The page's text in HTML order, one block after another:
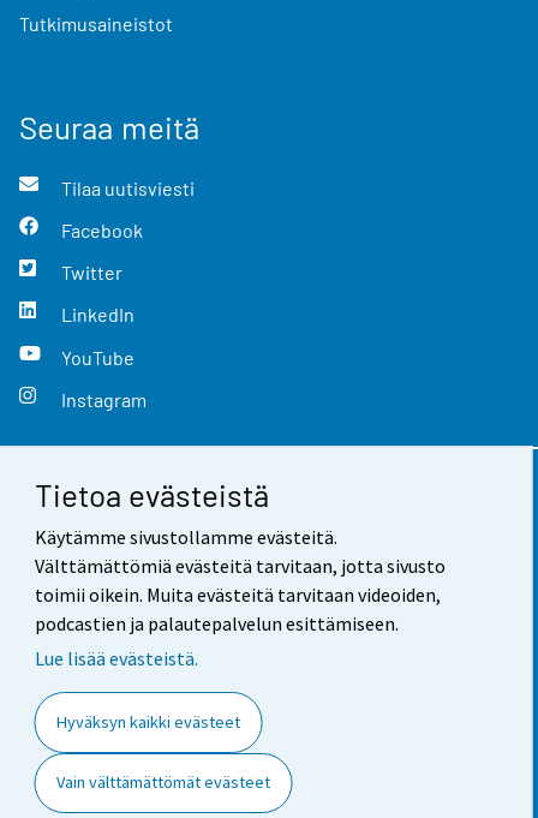
Tietoa evästeistä
Käytämme sivustollamme evästeitä.
Välttämättömiä evästeitä tarvitaan, jotta sivusto
toimii oikein. Muita evästeitä tarvitaan videoiden,
podcastien ja palautepalvelun esittämiseen.
Lue lisää evästeistä.
Hyväksyn kaikki evästeet
Vain välttämättömät evästeet
Tutkimusaineistot
Seuraa meitä
Tilaa uutisviesti
Facebook
Twitter
LinkedIn
YouTube
Instagram
Yhteystiedot
Palaute
Käyttöehdot
Saavutettavuus
Tietoa sivustosta
Evästeasetukset